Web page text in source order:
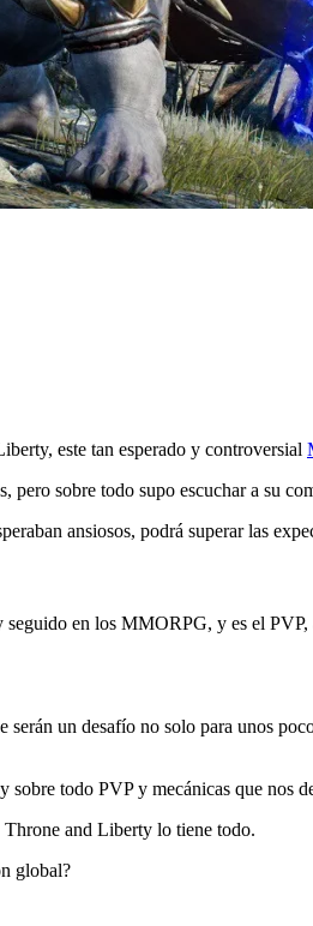
este tan esperado y controversial
pero sobre todo supo escuchar a su
ansiosos, podrá superar las
en los MMORPG, y es el
un desafío no solo para unos
todo PVP y mecánicas que nos
and Liberty lo tiene todo.
global?